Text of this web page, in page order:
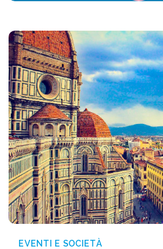
EVENTI E SOCIETÀ